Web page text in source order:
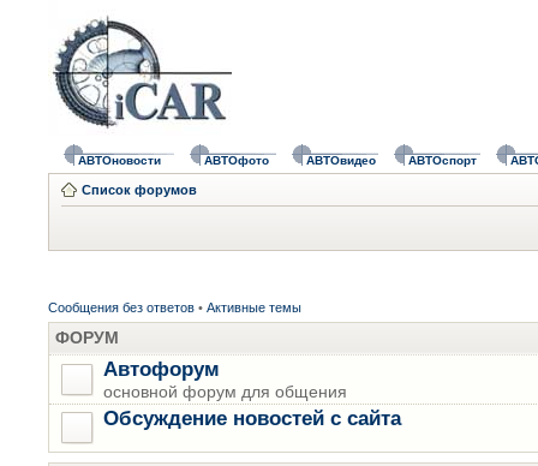
АВТОновости АВТОфото АВТОвидео АВТОспорт
Список форумов
Сообщения без ответов • Активные темы
ФОРУМ
Автофорум
основной форум для общения
Обсуждение новостей с сайта